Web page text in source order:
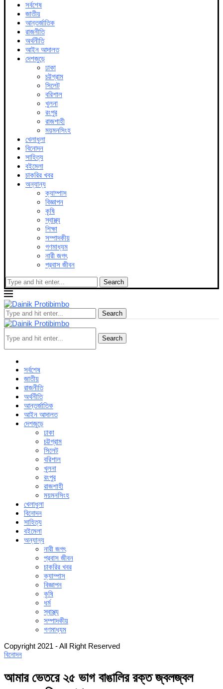
সর্বশেষ
জাতীয়
আন্তর্জাতিক
রাজনীতি
অর্থনীতি
আইন আদালত
দেশজুড়ে
ঢাকা
চট্টগ্রাম
সিলেট
বরিশাল
খুলনা
রংপুর
রাজশাহী
ময়মনসিংহ
খেলাধুলা
বিনোদন
সাহিত্য
বইমেলা
চাকরির খবর
অন্যান্য
ক্যাম্পাস
বিজ্ঞাপন
কৃষি
স্বাস্থ্য
শিক্ষা
সম্পাদকীয়
গণমাধ্যম
নারী জগৎ
প্রবাস জীবন
Search
Search
Search
সর্বশেষ
জাতীয়
রাজনীতি
অর্থনীতি
আন্তর্জাতিক
আইন আদালত
দেশজুড়ে
ঢাকা
চট্টগ্রাম
সিলেট
বরিশাল
খুলনা
রংপুর
রাজশাহী
ময়মনসিংহ
খেলাধুলা
বিনোদন
সাহিত্য
বইমেলা
অন্যান্য
নারী জগৎ
প্রবাস জীবন
চাকরির খবর
ক্যাম্পাস
বিজ্ঞাপন
কৃষি
ধর্ম
স্বাস্থ্য
সম্পাদকীয়
গণমাধ্যম
Copyright 2021 - All Right Reserved
বিনোদন
আমার ভেতরে ২৫ ভাগ বাঙালির রক্ত ​​জ্বলজ্বল